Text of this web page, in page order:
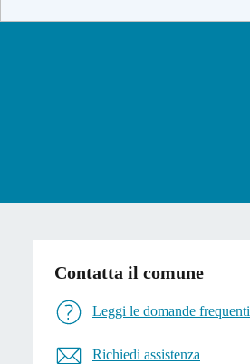
Contatta il comune
Leggi le domande frequenti
Richiedi assistenza